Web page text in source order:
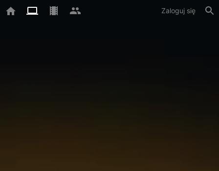
Zaloguj się